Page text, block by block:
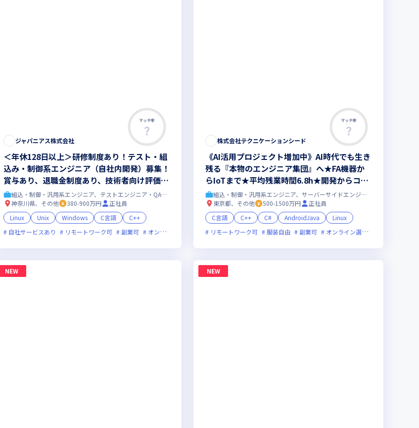
新技術に積極的 ベンチャー企業 残業月20時間未満 女性エンジニアが活躍中 裁量労働制あり
マッチ率
ジャパニアス株式会社
＜年休128日以上＞研修制度あり！テスト・組
込み・制御系エンジニア（自社内開発）募集！
賞与あり、退職金制度あり、技術者向け評価制
度あり、転勤無し！！
組込・制御・汎用系エンジニア、テストエンジニア・QAエンジニア
神奈川県、その他
380-900万円
正社員
Linux
Unix Windows C言語
C++
自社サービスあり
リモートワーク可 副業可 オンライン選考可 残業月20時間未満 上場企業 女性エンジニアが活躍中
マッチ率
株式会社テクニケーションシード
《AI活用プロジェクト増加中》AI時代でも生き
残る『本物のエンジニア集団』へ★FA機器か
らIoTまで★平均残業時間6.8h★開発からコン
サル領域まで、一気通貫でキャリアを作りたい
あなたにオススメの環境です！
組込・制御・汎用系エンジニア、サーバーサイドエンジニア
東京都、その他
500-1500万円
正社員
C言語
C++ C# AndroidJava
Linux
リモートワーク可
服装自由 副業可 オンライン選考可
NEW NEW